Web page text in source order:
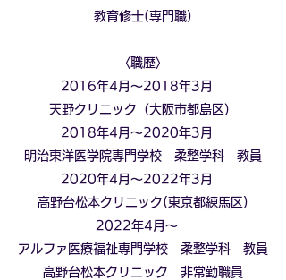
​​教育修士(専門職)
​〈職歴〉
2016年4月〜2018年3月
天野クリニック（大阪市都島区）
2018年4月〜2020年3月
明治東洋医学院専門学校 柔整学科 教員
2020年4月〜2022年3月
高野台松本クリニック(東京都練馬区)
2022年4月〜
アルファ医療福祉専門学校 柔整学科 教員
高野台松本クリニック 非常勤職員